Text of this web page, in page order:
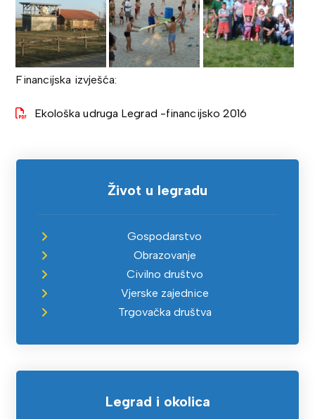
Financijska izvješća:
Ekološka udruga Legrad -financijsko 2016
Život u legradu
Gospodarstvo
Obrazovanje
Civilno društvo
Vjerske zajednice
Trgovačka društva
Legrad i okolica